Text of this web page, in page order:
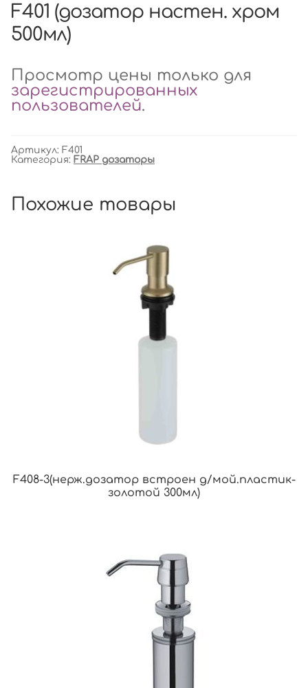
F401 (дозатор настен. хром
500мл)
Просмотр цены только для
зарегистрированных
пользователей.
Артикул: F401
Категория: FRAP дозаторы
Похожие товары
F408-3(нерж.дозатор встроен д/мой.пластик-
золотой 300мл)